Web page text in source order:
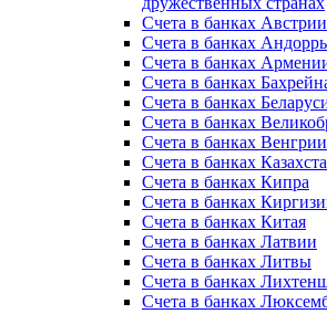
Счета в банках Австрии
Счета в банках
Счета в банках
Счета в банках
Счета в банках
Счета в банках
Счета в банках Венгрии
Счета в банках
Счета в банках Кипра
Счета в банках
Счета в банках Китая
Счета в банках Латвии
Счета в банках Литвы
Счета в банках
Счета в банках